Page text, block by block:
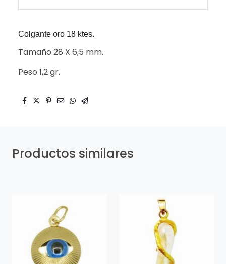
Colgante oro 18 ktes.
Tamaño 28 X 6,5 mm.
Peso 1,2 gr.
Productos similares